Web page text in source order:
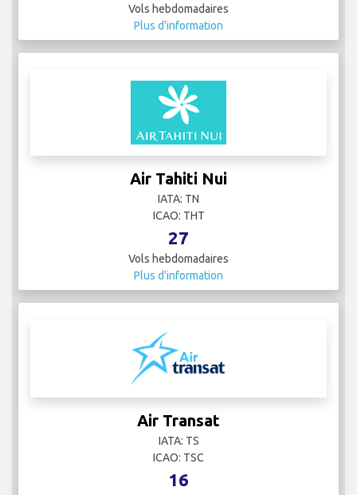
Vols hebdomadaires
Plus d'information
Air Tahiti Nui
IATA: TN
ICAO: THT
27
Vols hebdomadaires
Plus d'information
Air Transat
IATA: TS
ICAO: TSC
16